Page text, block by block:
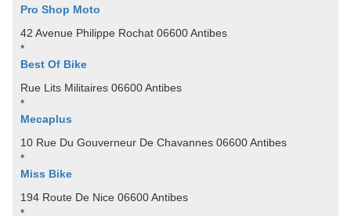
Pro Shop Moto
42 Avenue Philippe Rochat 06600 Antibes
*
Best Of Bike
Rue Lits Militaires 06600 Antibes
*
Mecaplus
10 Rue Du Gouverneur De Chavannes 06600 Antibes
*
Miss Bike
194 Route De Nice 06600 Antibes
*